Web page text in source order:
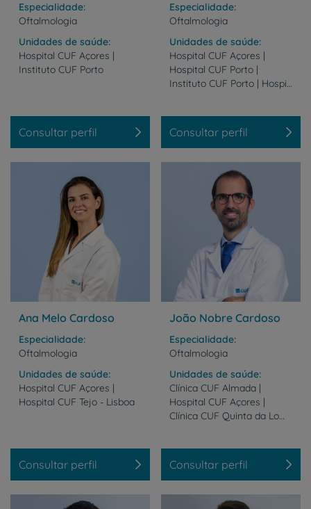
Especialidade
Oftalmologia
Unidades de saúde
Hospital CUF Açores |
Instituto CUF Porto
Consultar perfil
Especialidade
Oftalmologia
Unidades de saúde
Hospital CUF Açores |
Hospital CUF Porto |
Instituto CUF Porto | Hospital CUF Trindade - Porto
Consultar perfil
Ana Melo Cardoso
Especialidade
Oftalmologia
Unidades de saúde
Hospital CUF Açores |
Hospital CUF Tejo - Lisboa
Consultar perfil
João Nobre Cardoso
Especialidade
Oftalmologia
Unidades de saúde
Clínica CUF Almada |
Hospital CUF Açores |
Clínica CUF Quinta da Lomba - Barreiro | Hospital CUF Tejo - Lisboa
Consultar perfil